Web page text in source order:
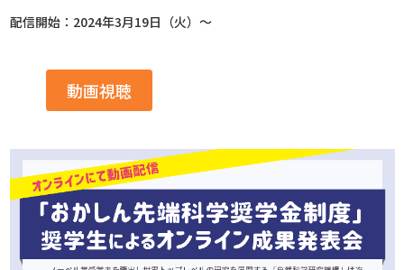
配信開始：2024年3月19日（火）～
動画視聴